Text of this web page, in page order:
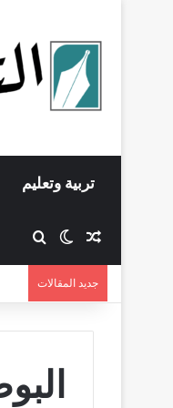
تربية وتعليم
مقال عشوائي
الوضع
جديد المقالات